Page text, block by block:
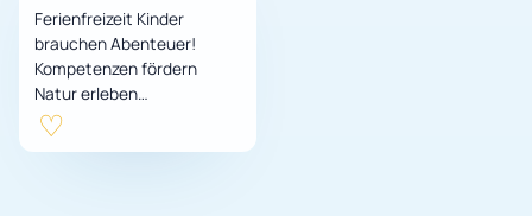
Ferienfreizeit Kinder
brauchen Abenteuer!
Kompetenzen fördern
Natur erleben
Teamfähigkeit stärken
Kontakt mit Tieren